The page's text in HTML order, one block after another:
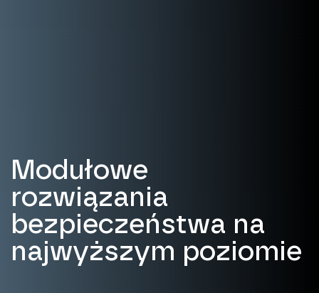
Modułowe
rozwiązania
bezpieczeństwa na
najwyższym poziomie